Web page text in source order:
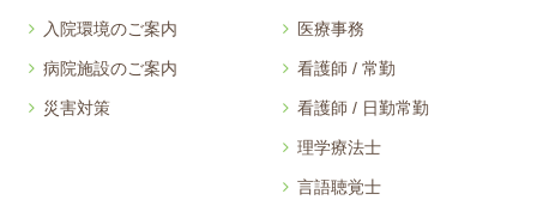
入院環境のご案内
病院施設のご案内
災害対策
医療事務
看護師 / 常勤
看護師 / 日勤常勤
理学療法士
言語聴覚士